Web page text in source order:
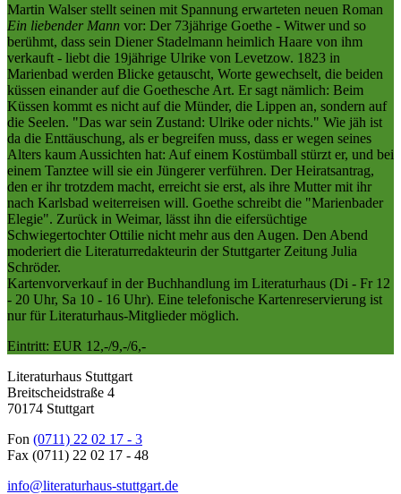
Martin Walser stellt seinen mit Spannung erwarteten neuen Roman
Ein liebender Mann vor: Der 73jährige Goethe - Witwer und so
berühmt, dass sein Diener Stadelmann heimlich Haare von ihm
verkauft - liebt die 19jährige Ulrike von Levetzow. 1823 in
Marienbad werden Blicke getauscht, Worte gewechselt, die beiden
küssen einander auf die Goethesche Art. Er sagt nämlich: Beim
Küssen kommt es nicht auf die Münder, die Lippen an, sondern auf
die Seelen. "Das war sein Zustand: Ulrike oder nichts." Wie jäh ist
da die Enttäuschung, als er begreifen muss, dass er wegen seines
Alters kaum Aussichten hat: Auf einem Kostümball stürzt er, und bei
einem Tanztee will sie ein Jüngerer verführen. Der Heiratsantrag,
den er ihr trotzdem macht, erreicht sie erst, als ihre Mutter mit ihr
nach Karlsbad weiterreisen will. Goethe schreibt die "Marienbader
Elegie". Zurück in Weimar, lässt ihn die eifersüchtige
Schwiegertochter Ottilie nicht mehr aus den Augen. Den Abend
moderiert die Literaturredakteurin der Stuttgarter Zeitung Julia
Schröder.
Kartenvorverkauf in der Buchhandlung im Literaturhaus (Di - Fr 12
- 20 Uhr, Sa 10 - 16 Uhr). Eine telefonische Kartenreservierung ist
nur für Literaturhaus-Mitglieder möglich.
Eintritt: EUR 12,-/9,-/6,-
Literaturhaus Stuttgart
Breitscheidstraße 4
70174 Stuttgart
Fon (0711) 22 02 17 - 3
Fax (0711) 22 02 17 - 48
info@literaturhaus-stuttgart.de